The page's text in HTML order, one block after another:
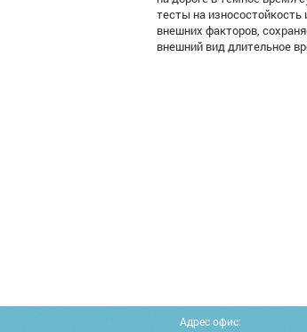
тесты на
внешних факторов,
внешний вид длительное
Адрес офис: